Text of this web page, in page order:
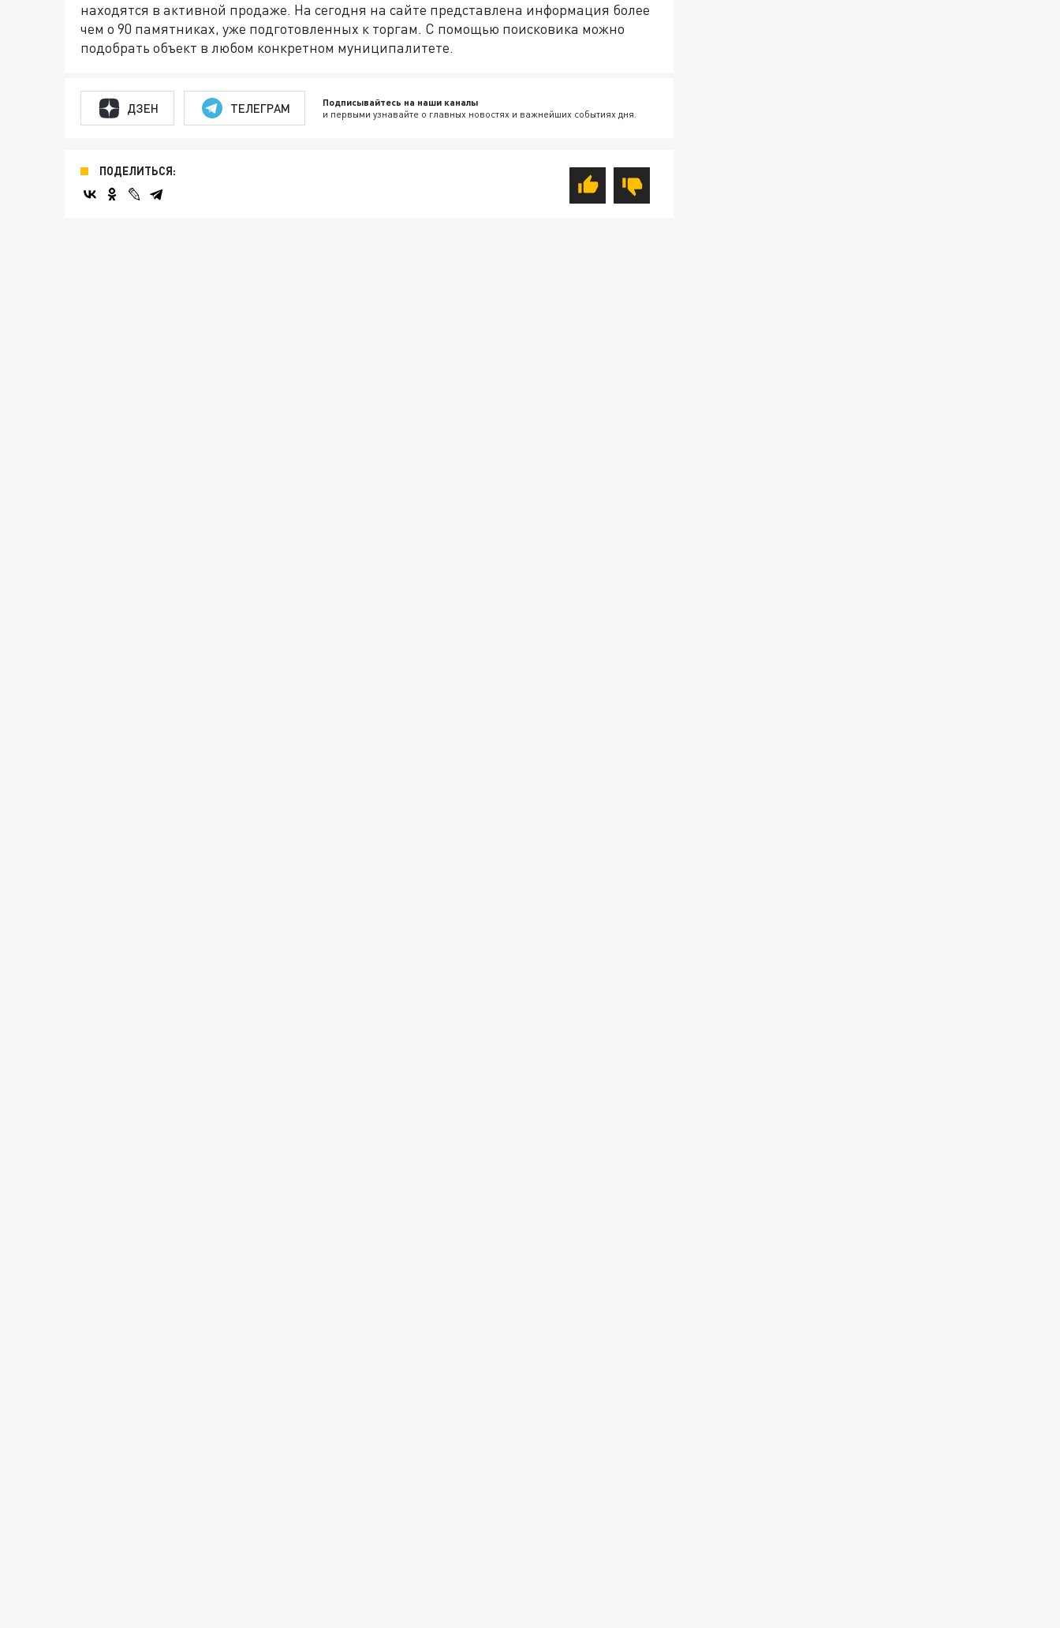
находятся в активной продаже. На сегодня на сайте представлена информация более
чем о 90 памятниках, уже подготовленных к торгам. С помощью поисковика можно
подобрать объект в любом конкретном муниципалитете.
ДЗЕН ТЕЛЕГРАМ Подписывайтесь на наши каналы
и первыми узнавайте о главных новостях и важнейших событиях дня.
ПОДЕЛИТЬСЯ: